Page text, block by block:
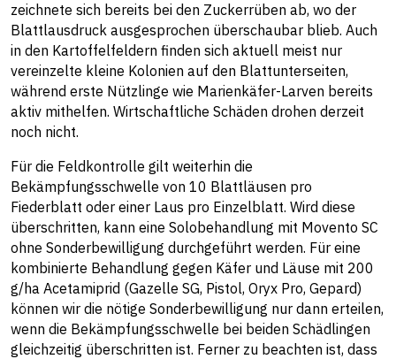
zeichnete sich bereits bei den Zuckerrüben ab, wo der
Blattlausdruck ausgesprochen überschaubar blieb. Auch
in den Kartoffelfeldern finden sich aktuell meist nur
vereinzelte kleine Kolonien auf den Blattunterseiten,
während erste Nützlinge wie Marienkäfer-Larven bereits
aktiv mithelfen. Wirtschaftliche Schäden drohen derzeit
noch nicht.
Für die Feldkontrolle gilt weiterhin die
Bekämpfungsschwelle von 10 Blattläusen pro
Fiederblatt oder einer Laus pro Einzelblatt. Wird diese
überschritten, kann eine Solobehandlung mit Movento SC
ohne Sonderbewilligung durchgeführt werden. Für eine
kombinierte Behandlung gegen Käfer und Läuse mit 200
g/ha Acetamiprid (Gazelle SG, Pistol, Oryx Pro, Gepard)
können wir die nötige Sonderbewilligung nur dann erteilen,
wenn die Bekämpfungsschwelle bei beiden Schädlingen
gleichzeitig überschritten ist. Ferner zu beachten ist, dass